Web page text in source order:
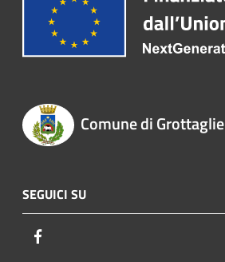
Comune di Grottaglie
SEGUICI SU